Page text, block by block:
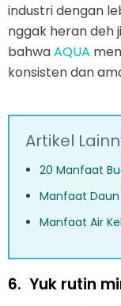
industri dengan
nggak heran deh
bahwaAQUA
konsisten dan
Artikel
20 Manfaat
Manfaat Daun
Manfaat Air
6. Yuk rutin